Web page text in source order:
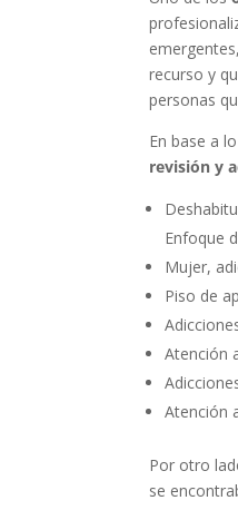
recurso y
personas
En base a
revisión y
Enfoque
Mujer,
Piso de
Atención
Atención
Por otro
se